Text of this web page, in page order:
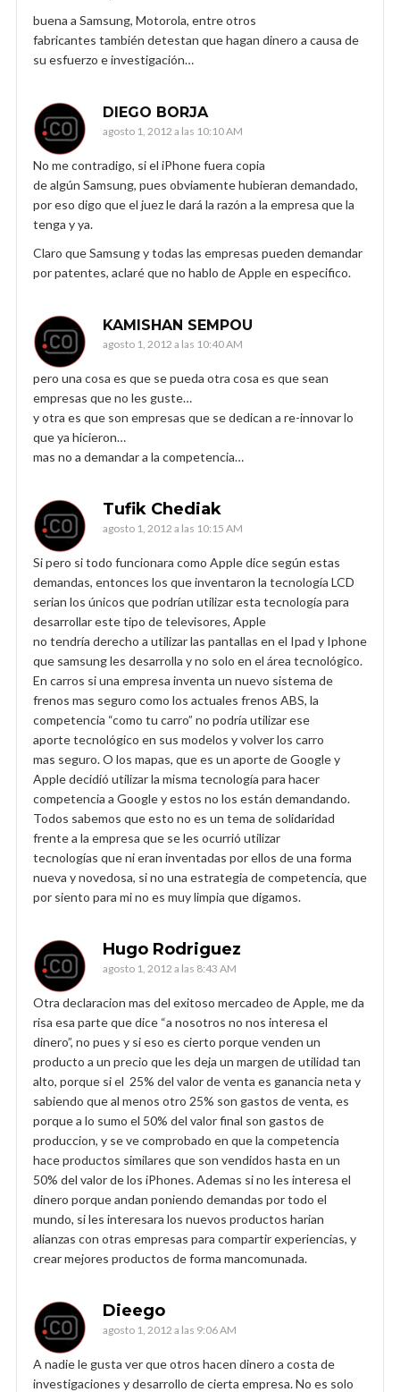
buena a Samsung, Motorola, entre otros
fabricantes también detestan que hagan dinero a causa de
su esfuerzo e investigación…
DIEGO BORJA
agosto 1, 2012 a las 10:10 AM
No me contradigo, si el iPhone fuera copia
de algún Samsung, pues obviamente hubieran demandado,
por eso digo que el juez le dará la razón a la empresa que la
tenga y ya.
Claro que Samsung y todas las empresas pueden demandar
por patentes, aclaré que no hablo de Apple en especifico.
KAMISHAN SEMPOU
agosto 1, 2012 a las 10:40 AM
pero una cosa es que se pueda otra cosa es que sean
empresas que no les guste…
y otra es que son empresas que se dedican a re-innovar lo
que ya hicieron…
mas no a demandar a la competencia…
Tufik Chediak
agosto 1, 2012 a las 10:15 AM
Si pero si todo funcionara como Apple dice según estas
demandas, entonces los que inventaron la tecnología LCD
serian los únicos que podrían utilizar esta tecnología para
desarrollar este tipo de televisores, Apple
no tendría derecho a utilizar las pantallas en el Ipad y Iphone
que samsung les desarrolla y no solo en el área tecnológico.
En carros si una empresa inventa un nuevo sistema de
frenos mas seguro como los actuales frenos ABS, la
competencia “como tu carro” no podría utilizar ese
aporte tecnológico en sus modelos y volver los carro
mas seguro. O los mapas, que es un aporte de Google y
Apple decidió utilizar la misma tecnología para hacer
competencia a Google y estos no los están demandando.
Todos sabemos que esto no es un tema de solidaridad
frente a la empresa que se les ocurrió utilizar
tecnologías que ni eran inventadas por ellos de una forma
nueva y novedosa, si no una estrategia de competencia, que
por siento para mi no es muy limpia que digamos.
Hugo Rodriguez
agosto 1, 2012 a las 8:43 AM
Otra declaracion mas del exitoso mercadeo de Apple, me da
risa esa parte que dice “a nosotros no nos interesa el
dinero”, no pues y si eso es cierto porque venden un
producto a un precio que les deja un margen de utilidad tan
alto, porque si el 25% del valor de venta es ganancia neta y
sabiendo que al menos otro 25% son gastos de venta, es
porque a lo sumo el 50% del valor final son gastos de
produccion, y se ve comprobado en que la competencia
hace productos similares que son vendidos hasta en un
50% del valor de los iPhones. Ademas si no les interesa el
dinero porque andan poniendo demandas por todo el
mundo, si les interesara los nuevos productos harian
alianzas con otras empresas para compartir experiencias, y
crear mejores productos de forma mancomunada.
Dieego
agosto 1, 2012 a las 9:06 AM
A nadie le gusta ver que otros hacen dinero a costa de
investigaciones y desarrollo de cierta empresa. No es solo